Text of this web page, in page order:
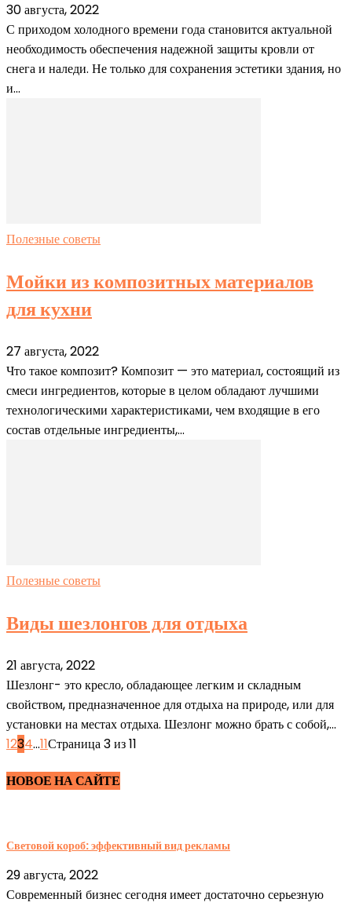
30 августа, 2022
С приходом холодного времени года становится актуальной
необходимость обеспечения надежной защиты кровли от
снега и наледи. Не только для сохранения эстетики здания, но
и...
Полезные советы
Мойки из композитных материалов
для кухни
27 августа, 2022
Что такое композит? Композит — это материал, состоящий из
смеси ингредиентов, которые в целом обладают лучшими
технологическими характеристиками, чем входящие в его
состав отдельные ингредиенты,...
Полезные советы
Виды шезлонгов для отдыха
21 августа, 2022
Шезлонг- это кресло, обладающее легким и складным
свойством, предназначенное для отдыха на природе, или для
установки на местах отдыха. Шезлонг можно брать с собой,...
1234...11Страница 3 из 11
НОВОЕ НА САЙТЕ
Световой короб: эффективный вид рекламы
29 августа, 2022
Современный бизнес сегодня имеет достаточно серьезную